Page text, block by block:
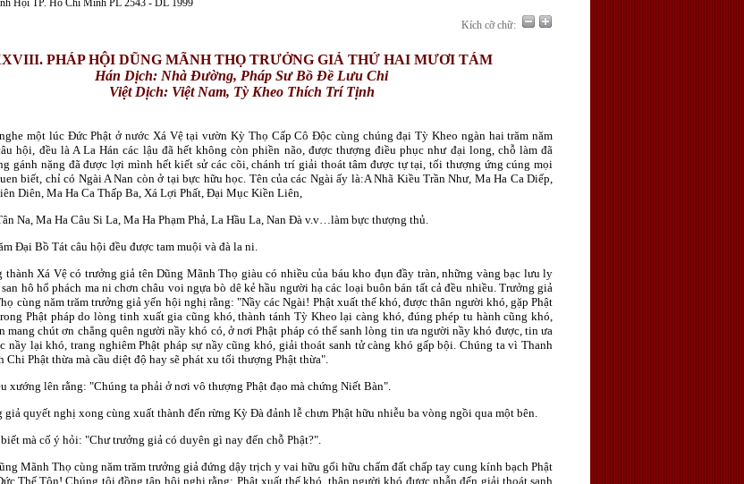
Hội TP. Hồ Chí Minh PL 2543 - DL 1999
Kích cỡ chữ:
PHÁP HỘI DŨNG MÃNH THỌ TRƯỞNG GIẢ THỨ HAI MƯƠI TÁM
Hán Dịch: Nhà Ðường, Pháp Sư Bồ Ðề Lưu Chi
Việt Dịch: Việt Nam, Tỳ Kheo Thích Trí Tịnh
một lúc Ðức Phật ở nước Xá Vệ tại vườn Kỳ Thọ Cấp Cô Ðộc cùng chúng đại Tỳ Kheo ngàn hai trăm năm
hội, đều là A La Hán các lậu đã hết không còn phiền não, được thượng điều phục như đại long, chỗ làm đã
gánh nặng đã được lợi mình hết kiết sử các cõi, chánh trí giải thoát tâm được tự tại, tối thượng ứng cúng mọi
biết, chỉ có Ngài A Nan còn ở tại bực hữu học. Tên của các Ngài ấy là:A Nhã Kiều Trần Như, Ma Ha Ca Diếp,
Diên, Ma Ha Ca Thấp Ba, Xá Lợi Phất, Ðại Mục Kiền Liên,
Na, Ma Ha Câu Si La, Ma Ha Phạm Phả, La Hầu La, Nan Ðà v.v…làm bực thượng thủ.
Ðại Bồ Tát câu hội đều được tam muội và đà la ni.
thành Xá Vệ có trưởng giả tên Dũng Mãnh Thọ giàu có nhiều của báu kho đụn đầy tràn, những vàng bạc lưu ly
san hô hổ phách ma ni chơn châu voi ngựa bò dê kẻ hầu người hạ các loại buôn bán tất cả đều nhiều. Trưởng giả
cùng năm trăm trưởng giả yến hội nghị rằng: "Nầy các Ngài! Phật xuất thế khó, được thân người khó, gặp Phật
Phật pháp do lòng tinh xuất gia cũng khó, thành tánh Tỳ Kheo lại càng khó, đúng phép tu hành cũng khó,
mang chút ơn chẳng quên người nầy khó có, ở nơi Phật pháp có thể sanh lòng tin ưa người nầy khó được, tin ưa
nầy lại khó, trang nghiêm Phật pháp sự nầy cũng khó, giải thoát sanh tử càng khó gấp bội. Chúng ta vì Thanh
Chi Phật thừa mà cầu diệt độ hay sẽ phát xu tối thượng Phật thừa".
xướng lên rằng: "Chúng ta phải ở nơi vô thượng Phật đạo mà chứng Niết Bàn".
giả quyết nghị xong cùng xuất thành đến rừng Kỳ Ðà đảnh lễ chưn Phật hữu nhiễu ba vòng ngồi qua một bên.
mà cố ý hỏi: "Chư trưởng giả có duyên gì nay đến chỗ Phật?".
Mãnh Thọ cùng năm trăm trưởng giả đứng dậy trịch y vai hữu gối hữu chấm đất chấp tay cung kính bạch Phật
Thế Tôn! Chúng tôi đồng tập hội nghị rằng: Phật xuất thế khó, thân người khó được nhẫn đến giải thoát sanh